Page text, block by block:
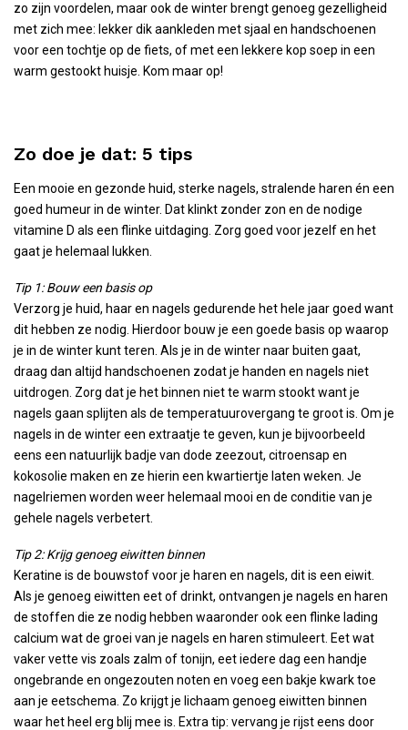
zo zijn voordelen, maar ook de winter brengt genoeg gezelligheid
met zich mee: lekker dik aankleden met sjaal en handschoenen
voor een tochtje op de fiets, of met een lekkere kop soep in een
warm gestookt huisje. Kom maar op!
Zo doe je dat: 5 tips
Een mooie en gezonde huid, sterke nagels, stralende haren én een
goed humeur in de winter. Dat klinkt zonder zon en de nodige
vitamine D als een flinke uitdaging. Zorg goed voor jezelf en het
gaat je helemaal lukken.
Tip 1: Bouw een basis op
Verzorg je huid, haar en nagels gedurende het hele jaar goed want
dit hebben ze nodig. Hierdoor bouw je een goede basis op waarop
je in de winter kunt teren. Als je in de winter naar buiten gaat,
draag dan altijd handschoenen zodat je handen en nagels niet
uitdrogen. Zorg dat je het binnen niet te warm stookt want je
nagels gaan splijten als de temperatuurovergang te groot is. Om je
nagels in de winter een extraatje te geven, kun je bijvoorbeeld
eens een natuurlijk badje van dode zeezout, citroensap en
kokosolie maken en ze hierin een kwartiertje laten weken. Je
nagelriemen worden weer helemaal mooi en de conditie van je
gehele nagels verbetert.
Tip 2: Krijg genoeg eiwitten binnen
Keratine is de bouwstof voor je haren en nagels, dit is een eiwit.
Als je genoeg eiwitten eet of drinkt, ontvangen je nagels en haren
de stoffen die ze nodig hebben waaronder ook een flinke lading
calcium wat de groei van je nagels en haren stimuleert. Eet wat
vaker vette vis zoals zalm of tonijn, eet iedere dag een handje
ongebrande en ongezouten noten en voeg een bakje kwark toe
aan je eetschema. Zo krijgt je lichaam genoeg eiwitten binnen
waar het heel erg blij mee is. Extra tip: vervang je rijst eens door